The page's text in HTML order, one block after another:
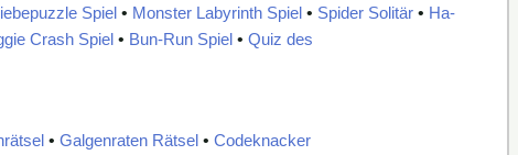
Spiel • Monster Labyrinth Spiel • Spider Solitär • Ha-
Crash Spiel • Bun-Run Spiel • Quiz des
• Galgenraten Rätsel • Codeknacker